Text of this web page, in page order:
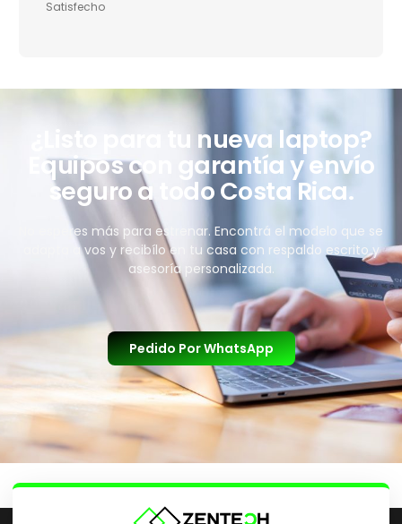
Satisfecho
¿Listo para tu nueva laptop?
Equipos con garantía y envío
seguro a todo Costa Rica.
No esperes más para estrenar. Encontrá el modelo que se
adapta a vos y recibílo en tu casa con respaldo escrito y
asesoría personalizada.
Pedido Por WhatsApp